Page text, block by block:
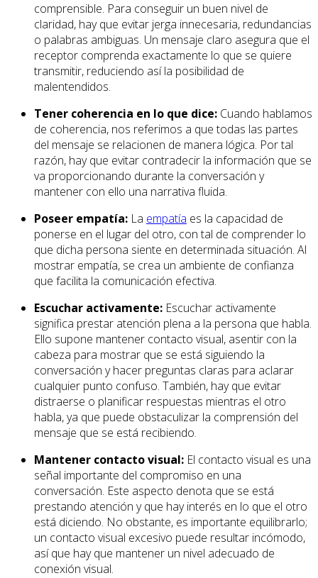
comprensible. Para conseguir un buen nivel de
claridad, hay que evitar jerga innecesaria, redundancias
o palabras ambiguas. Un mensaje claro asegura que el
receptor comprenda exactamente lo que se quiere
transmitir, reduciendo así la posibilidad de
malentendidos.
Tener coherencia en lo que dice: Cuando hablamos
de coherencia, nos referimos a que todas las partes
del mensaje se relacionen de manera lógica. Por tal
razón, hay que evitar contradecir la información que se
va proporcionando durante la conversación y
mantener con ello una narrativa fluida.
Poseer empatía: La empatía es la capacidad de
ponerse en el lugar del otro, con tal de comprender lo
que dicha persona siente en determinada situación. Al
mostrar empatía, se crea un ambiente de confianza
que facilita la comunicación efectiva.
Escuchar activamente: Escuchar activamente
significa prestar atención plena a la persona que habla.
Ello supone mantener contacto visual, asentir con la
cabeza para mostrar que se está siguiendo la
conversación y hacer preguntas claras para aclarar
cualquier punto confuso. También, hay que evitar
distraerse o planificar respuestas mientras el otro
habla, ya que puede obstaculizar la comprensión del
mensaje que se está recibiendo.
Mantener contacto visual: El contacto visual es una
señal importante del compromiso en una
conversación. Este aspecto denota que se está
prestando atención y que hay interés en lo que el otro
está diciendo. No obstante, es importante equilibrarlo;
un contacto visual excesivo puede resultar incómodo,
así que hay que mantener un nivel adecuado de
conexión visual.